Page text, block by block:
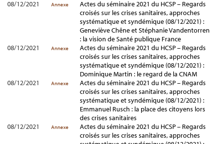
08/12/2021
Annexe
Actes du séminaire 2021 du HCSP – Regards
croisés sur les crises sanitaires, approches
systématique et syndémique (08/12/2021) :
Geneviève Chêne et Stéphanie Vandentorren
: la vision de Santé publique France
08/12/2021
Annexe
Actes du séminaire 2021 du HCSP – Regards
croisés sur les crises sanitaires, approches
systématique et syndémique (08/12/2021) :
Dominique Martin : le regard de la CNAM
08/12/2021
Annexe
Actes du séminaire 2021 du HCSP – Regards
croisés sur les crises sanitaires, approches
systématique et syndémique (08/12/2021) :
Emmanuel Rusch : la place des citoyens lors
des crises sanitaires
08/12/2021
Annexe
Actes du séminaire 2021 du HCSP – Regards
croisés sur les crises sanitaires, approches